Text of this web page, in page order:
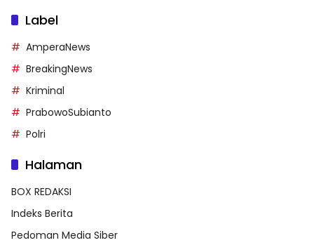
Label
AmperaNews
BreakingNews
Kriminal
PrabowoSubianto
Polri
Halaman
BOX REDAKSI
Indeks Berita
Pedoman Media Siber